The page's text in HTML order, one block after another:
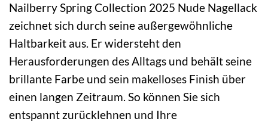
Nailberry Spring Collection 2025 Nude Nagellack
zeichnet sich durch seine außergewöhnliche
Haltbarkeit aus. Er widersteht den
Herausforderungen des Alltags und behält seine
brillante Farbe und sein makelloses Finish über
einen langen Zeitraum. So können Sie sich
entspannt zurücklehnen und Ihre